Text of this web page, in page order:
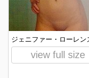
ジェニファー・ローレン
view full size